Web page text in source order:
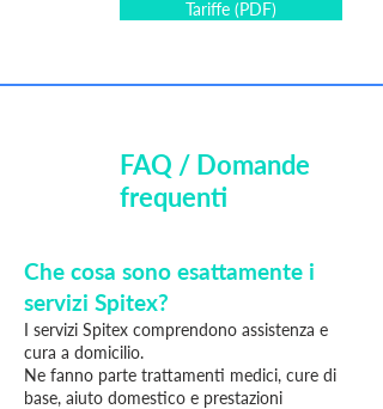
Tariffe (PDF)
FAQ / Domande
frequenti
Che cosa sono esattamente i
servizi Spitex?
I servizi Spitex comprendono assistenza e
cura a domicilio.
Ne fanno parte trattamenti medici, cure di
base, aiuto domestico e prestazioni